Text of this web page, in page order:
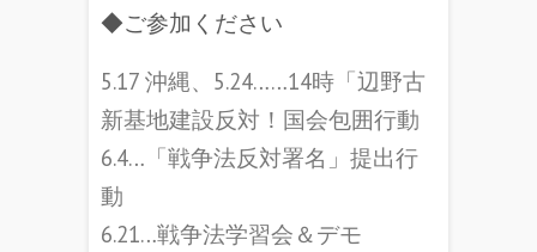
◆ご参加ください
5.17 沖縄、5.24……14時「辺野古
新基地建設反対！国会包囲行動
6.4…「戦争法反対署名」提出行
動
6.21…戦争法学習会＆デモ